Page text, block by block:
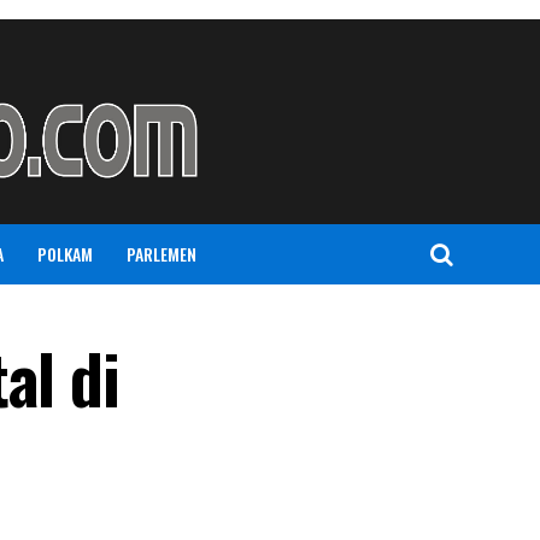
POLKAM PARLEMEN
di